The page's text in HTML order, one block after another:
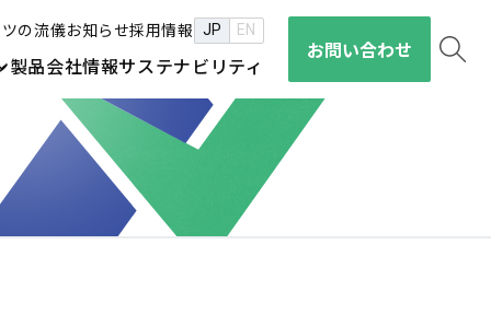
の流儀お知らせ採用情報 JP EN
製品会社情報サステナビリティ
お問い合わせ